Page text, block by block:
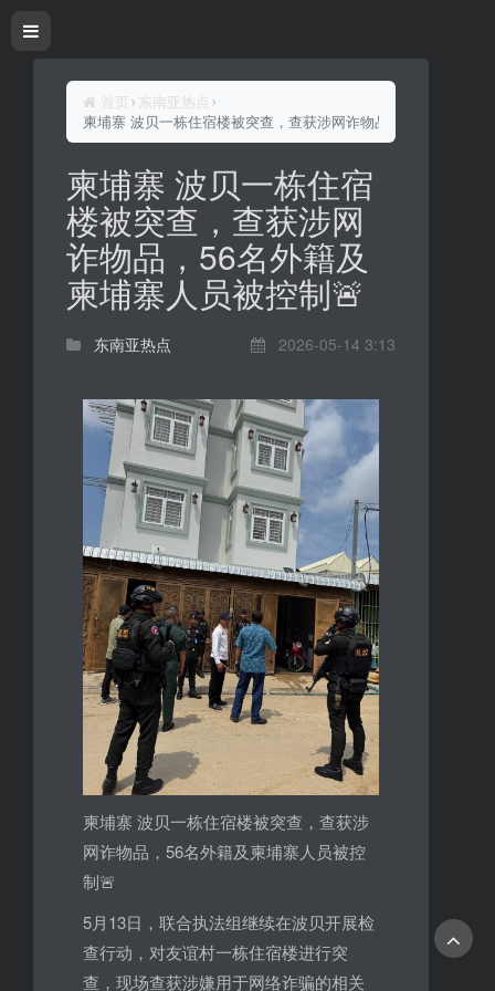
首页
东南亚热点
柬埔寨 波贝一栋住宿楼被突查，查获涉网诈物品，56名外籍及
柬埔寨 波贝一栋住宿
楼被突查，查获涉网
诈物品，56名外籍及
柬埔寨人员被控制🚨
东南亚热点 2026-05-14 3:13
柬埔寨 波贝一栋住宿楼被突查，查获涉
网诈物品，56名外籍及柬埔寨人员被控
制🚨
5月13日，联合执法组继续在波贝开展检
查行动，对友谊村一栋住宿楼进行突
查，现场查获涉嫌用于网络诈骗的相关